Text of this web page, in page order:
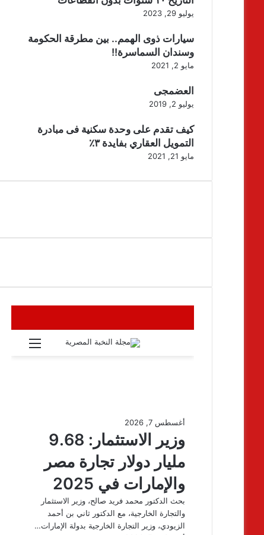
يوليو 29, 2023
سيارات ذوى الهمم.. بين مطرقة الحكومة
وسندان السماسرة!!
مايو 2, 2021
العضمجى
يوليو 2, 2019
كيف تقدم على وحدة سكنية فى مبادرة
التمويل العقاري بفايدة ٣٪
مايو 21, 2021